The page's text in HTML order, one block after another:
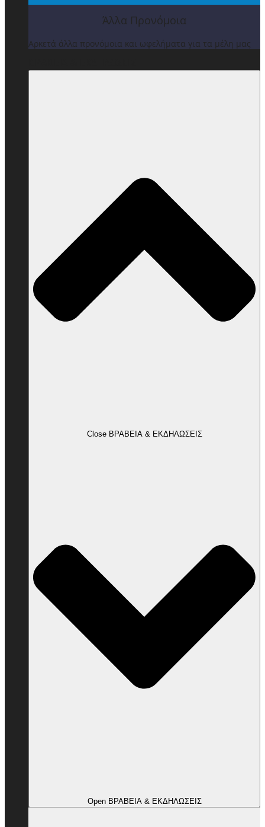
Άλλα Προνόμοια
Αρκετά άλλα προνόμοια και ωφελήματα για τα μέλη μας
Close ΒΡΑΒΕΙΑ & ΕΚΔΗΛΩΣΕΙΣ
Open ΒΡΑΒΕΙΑ & ΕΚΔΗΛΩΣΕΙΣ